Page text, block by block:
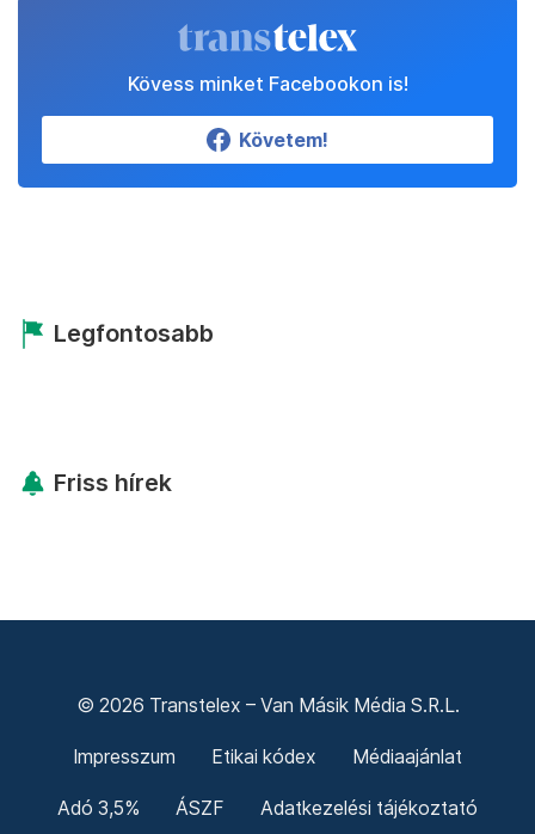
Kövess minket Facebookon is!
Követem!
Legfontosabb
Friss hírek
© 2026 Transtelex – Van Másik Média S.R.L.
Impresszum Etikai kódex Médiaajánlat
Adó 3,5% ÁSZF Adatkezelési tájékoztató